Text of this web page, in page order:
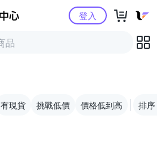
Yahoo購物中心登入
有現貨 挑戰低價 價格低到高 排序